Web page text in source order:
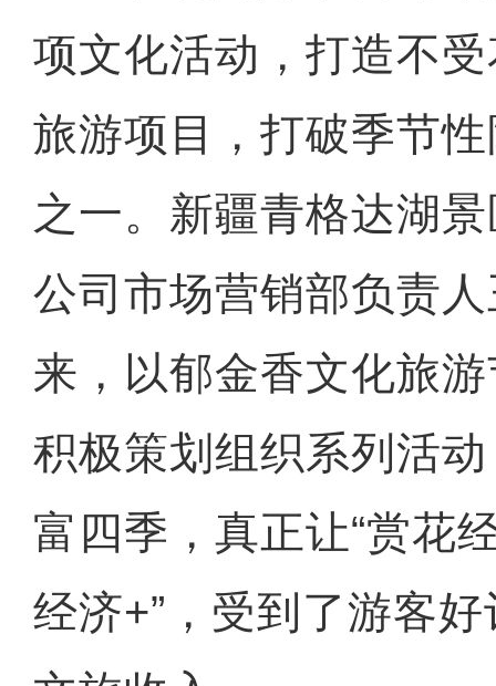
项文化活动，打造不
旅游项目，打破季节
之一。新疆青格达湖
公司市场营销部负责
来，以郁金香文化旅
积极策划组织系列活
富四季，真正让“赏花
经济+”，受到了游客